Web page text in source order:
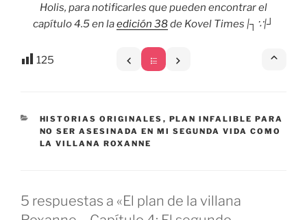
Holis, para notificarles que pueden encontrar el
capítulo 4.5 en laedición 38de Kovel Times |┐∵|┘
125
CATEGORÍAS
HISTORIAS ORIGINALES , PLAN INFALIBLE PARA
NO SER ASESINADA EN MI SEGUNDA VIDA COMO
LA VILLANA ROXANNE
5 respuestas a «El plan de la villana